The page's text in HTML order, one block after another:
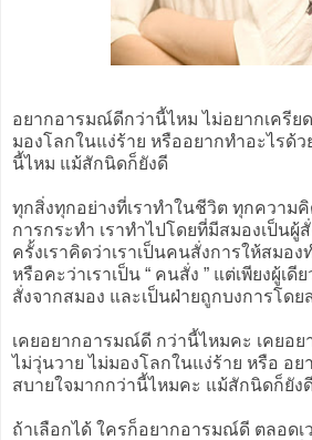
อยากอารมณ์ดีกว่านี้ไหม ไม่อยากเครีย
มองโลกในแง่ร้าย หรืออยากทำอะไรด้
นี้ไหม แม้สักนิดก็ยังดี
ทุกสิ่งทุกอย่างที่เราทำในชีวิต ทุกความ
การกระทำ เราทำไปโดยที่มีสมองเป็นผู้
ครั้งเราคิดว่าเราเป็นคนสั่งการให้สมอง
หรือคะว่าเราเป็น “ คนสั่ง ” แต่เพียงผู้เดี
สั่งจากสมอง และเป็นฝ่ายถูกบงการโดย
เคยอยากอารมณ์ดี กว่านี้ไหมคะ เคยอย
ไม่วุ่นวาย ไม่มองโลกในแง่ร้าย หรือ อย
สบายใจมากกว่านี้ไหมคะ แม้สักนิดก็ยังดี
ถ้าเลือกได้ ใครก็อยากอารมณ์ดี ตลอด